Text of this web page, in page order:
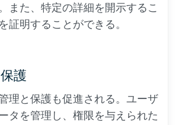
また、特定の詳細を開示するこ
証明することができる。
護
理と保護も促進される。ユーザ
タを管理し、権限を与えられた